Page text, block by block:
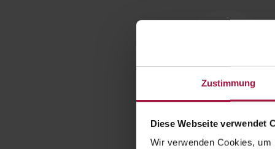
Zustimmung
Diese Webseite verwendet
Wir verwenden Cookies,
Rezept